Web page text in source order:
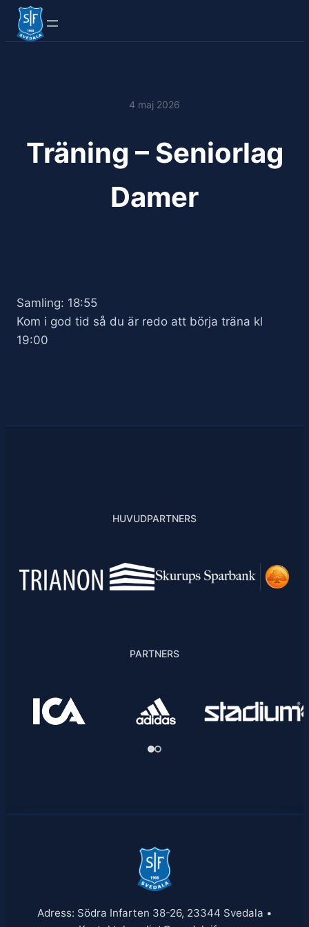
4 maj 2026
Träning – Seniorlag
Damer
Samling: 18:55
Kom i god tid så du är redo att börja träna kl
19:00
HUVUDPARTNERS
PARTNERS
Adress: Södra Infarten 38-26, 23344 Svedala •